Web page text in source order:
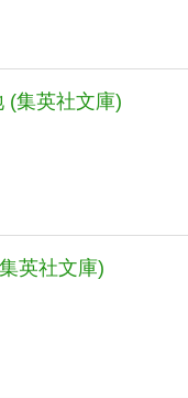
(集英社文庫)
英社文庫)